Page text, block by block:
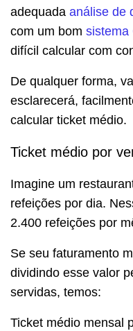
adequada análise de
com um bom sistema
difícil calcular com
De qualquer forma,
esclarecerá,
calcular ticket médio.
Ticket médio por
Imagine um
refeições por dia.
2.400 refeições por
Se seu faturamento
dividindo esse valor
servidas, temos:
Ticket médio mensal